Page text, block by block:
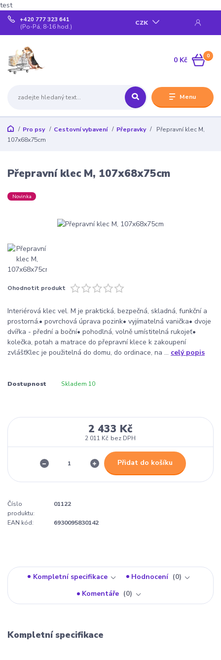
test
Menu
CZK
+420 777 323 641
(Po-Pá, 8-16 hod.)
0
0 Kč
Pro psy Cestovní vybavení Přepravky
Přepravní klec M,
107x68x75cm
Přepravní klec M, 107x68x75cm
Novinka
Ohodnotit produkt
Interiérová klec vel. M je praktická, bezpečná, skladná, funkční a
prostorná.• povrchová úprava pozink• vyjímatelná vanička• dvoje
dvířka - přední a boční• pohodlná, volně umístitelná rukojeť•
kolečka, potah a matrace do přepravní klece k zakoupení
zvlášťKlec je použitelná do domu, do ordinace, na ... celý popis
Dostupnost Skladem 10
2 433 Kč
2 011 Kč bez DPH
Přidat do košíku
Číslo
produktu:
01122
EAN kód: 6930095830142
Kompletní specifikace Hodnocení
0
Komentáře
0
Kompletní specifikace